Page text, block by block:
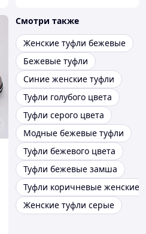
Смотри также
Женские туфли бежевые
Бежевые туфли
Синие женские туфли
Туфли голубого цвета
Туфли серого цвета
Модные бежевые туфли
Туфли бежевого цвета
Туфли бежевые замша
Туфли коричневые женские
Женские туфли серые